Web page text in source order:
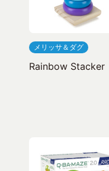
メリッサ＆ダグ
Rainbow Stacker